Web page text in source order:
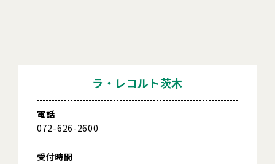
ラ・レコルト茨木
電話
072-626-2600
受付時間